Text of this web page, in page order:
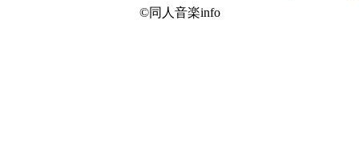
©同人音楽info